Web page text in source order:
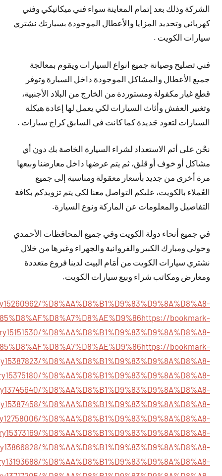
الشركة وذلك بعد إتمام المعاينة سواء فني ميكانيكي وفني
كهربائي وتحديد المزايا والأعطال الموجودة بسيارتك نشتري
سيارات الكويت .
فني تصليح وصيانة جميع انواع السيارات ويقوم بمعالجة
جميع الأعطال والمشاكل الموجودة داخل السيارة وتوفر
قطع غيار مكفولة ومستوردة من الخارج من البلاد الأجنبية،
وتغيير العفش وأثاث السيارات لكي يعمل لها إعادة هيكلة
السيارات لتعود جَديدة كما كانت في السابق كراج سيارات .
نحْن على أتم الاستعداد لشراء السيارة الخاصة بك دون أي
مشاكل أو خوف أو قلق، ثم يتم عرضها داخل معارضنا وبيعها
مرة أخرى من جديد بأسعار معقولة ومناسبة إلى جميع
العُملاء بالكويت، عليكم التواصل معنا لكي يتم تزويدكم بكافة
التفاصيل والمعلومات عن الماركة ونوع السيارة.
في جميع أنحاء دولة الكويت وفي جميع المحافظات الأحمدي
وحولي ومبارك الكبير والفروانية والجهراء وغيرها من خلال
نشتري سيارات الكويت من أمَام البيت لدينا فروع متعددة
ومعارض ومكاتب شراء وبيع سيارات الكويت.
%D8%AA%D8%B1%D9%83%D9%8A%D8%A8-
https://bookmark-
%D8%AA%D8%B1%D9%83%D9%8A%D8%A8-
https://bookmark-
%D8%AA%D8%B1%D9%83%D9%8A%D8%A8-
%D8%AA%D8%B1%D9%83%D9%8A%D8%A8-
%D8%AA%D8%B1%D9%83%D9%8A%D8%A8-
%D8%AA%D8%B1%D9%83%D9%8A%D8%A8-
%D8%AA%D8%B1%D9%83%D9%8A%D8%A8-
%D8%AA%D8%B1%D9%83%D9%8A%D8%A8-
%D8%AA%D8%B1%D9%83%D9%8A%D8%A8-
%D8%AA%D8%B1%D9%83%D9%8A%D8%A8-